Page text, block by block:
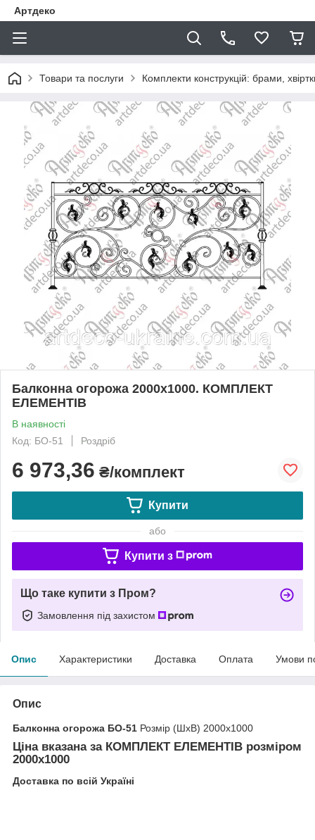
Артдеко
Товари та послуги Комплекти конструкцій: брами,
Балконна огорожа 2000х1000. КОМПЛЕКТ
ЕЛЕМЕНТІВ
В наявності
Код: БО-51
Роздріб
6 973,36 ₴/комплект
Купити
або
Купити з
Що таке купити з Пром?
Замовлення під захистом
Опис Характеристики Доставка Оплата Умови
Опис
Балконна огорожа БО-51 Розмір (ШхВ) 2000х1000
Ціна вказана за КОМПЛЕКТ ЕЛЕМЕНТІВ розміром
2000х1000
Доставка по всій Україні